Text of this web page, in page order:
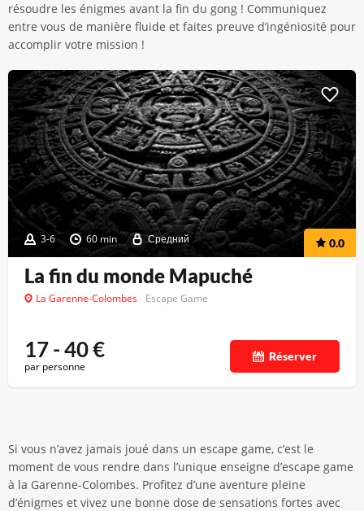
résoudre les énigmes avant la fin du gong ! Communiquez
entre vous de manière fluide et faites preuve d’ingéniosité pour
accomplir votre mission !
3-6 60 min Средний 0.0
La fin du monde Mapuché
La Garenne-Colombes Escape Game
17 - 40€
par personne
Réserver
Si vous n’avez jamais joué dans un escape game, c’est le
moment de vous rendre dans l’unique enseigne d’escape game
à la Garenne-Colombes. Profitez d’une aventure pleine
d’énigmes et vivez une bonne dose de sensations fortes avec